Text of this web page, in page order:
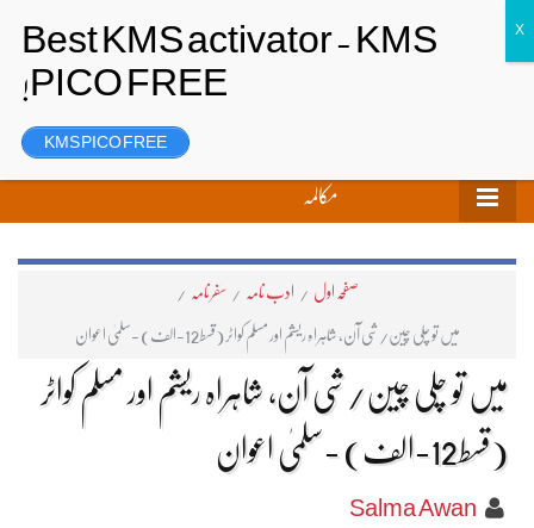
رجسٹر
مکالمہ
صفحہ اول / ادب نامہ / سفر نامہ /
میں تو چلی چین/شی آن، شاہراہ ریشم اور مسلم کواٹر (قسط12-الف) -سلمیٰ اعوان
میں تو چلی چین/شی آن، شاہراہ ریشم اور مسلم کواٹر
(قسط12-الف) -سلمیٰ اعوان
Salma Awan
KMS PICO FREE